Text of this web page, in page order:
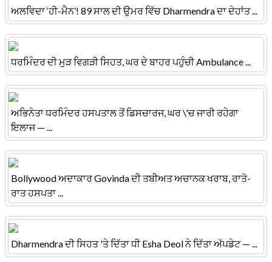
ਅਲਵਿਦਾ ‘ਹੀ-ਮੈਨ’! 89 ਸਾਲ ਦੀ ਉਮਰ ਵਿੱਚ Dharmendra ਦਾ ਦੇਹਾਂਤ ...
ਧਰਮਿੰਦਰ ਦੀ ਮੁੜ ਵਿਗੜੀ ਸਿਹਤ, ਘਰ ਦੇ ਬਾਹਰ ਪਹੁੰਚੀ Ambulance ...
ਅਭਿਨੇਤਾ ਧਰਮਿੰਦਰ ਹਸਪਤਾਲ ਤੋਂ ਡਿਸਚਾਰਜ, ਘਰ \'ਚ ਜਾਰੀ ਰਹੇਗਾ
ਇਲਾਜ — ...
Bollywood ਅਦਾਕਾਰ Govinda ਦੀ ਤਬੀਅਤ ਅਚਾਨਕ ਖਰਾਬ, ਰਾਤੋ-
ਰਾਤ ਹਸਪਤਾ ...
Dharmendra ਦੀ ਸਿਹਤ 'ਤੇ ਦਿੱਤਾ ਧੀ Esha Deol ਨੇ ਦਿੱਤਾ ਅੱਪਡੇਟ — ...